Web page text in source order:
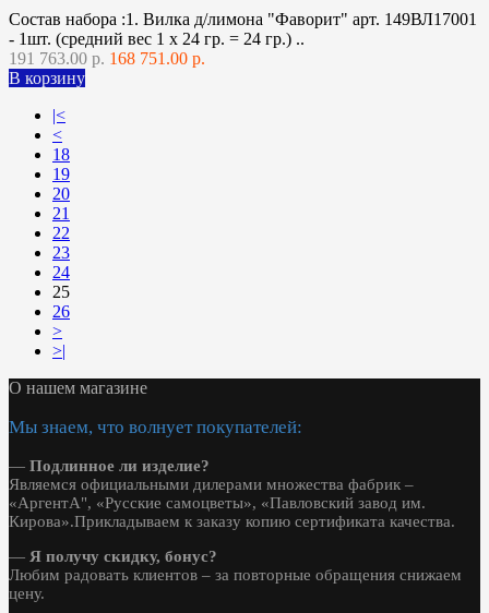
Состав набора :1. Вилка д/лимона "Фаворит" арт. 149ВЛ17001
- 1шт. (средний вес 1 х 24 гр. = 24 гр.) ..
191 763.00 р. 168 751.00 р.
В корзину
|<
<
18
19
20
21
22
23
24
25
26
>
>|
О нашем магазине
Мы знаем, что волнует покупателей:
— Подлинное ли изделие?
Являемся официальными дилерами множества фабрик –
«АргентА", «Русские самоцветы», «Павловский завод им.
Кирова».Прикладываем к заказу копию сертификата качества.
— Я получу скидку, бонус?
Любим радовать клиентов – за повторные обращения снижаем
цену.